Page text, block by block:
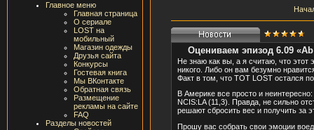
Главное меню
Главная страница
О сериале
LOST на
мобильный
Магазин одежды
Друзья сайта
Конкурсы
Гостевая книга
Мы ВКонтакте
Обратная связь
Размещение
рекламы на сайте
FAQ
Разделы новостей
Оцениваем эпизод 6.09
Не знаю как вы, а я считаю, что этот
никого. Либо он вам безумно
Факт в том, что ТОТ LOST остался
В Америке все просто и
NCIS:LA (11,3). Правда, не сильно
решают сбросить вес и получить за
Прошу вас собрать свои эмоции